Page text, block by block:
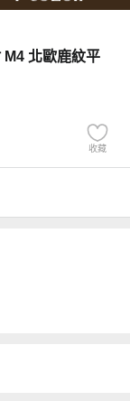
北歐鹿紋平
收藏